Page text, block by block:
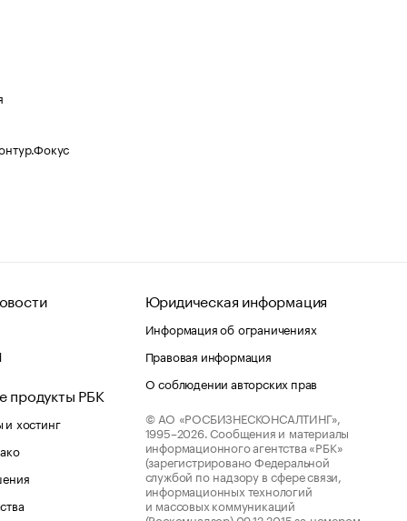
продукты РБК
хостинг
Юридическая информация
Информация об ограничениях
Правовая информация
О соблюдении авторских прав
© АО «РОСБИЗНЕСКОНСАЛТИНГ»,
1995–2026. Сообщения и материалы
информационного агентства «РБК»
(зарегистрировано Федеральной
службой по надзору в сфере связи,
информационных технологий
и массовых коммуникаций